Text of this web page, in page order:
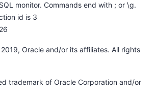
monitor. Commands end with ; or \g.
id is 3
Oracle and/or its affiliates. All rights
trademark of Oracle Corporation and/or